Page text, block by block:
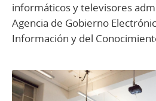
informáticos y televisores
Agencia de Gobierno
Información y del